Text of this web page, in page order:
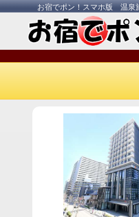
お宿でポン！スマホ版 温泉